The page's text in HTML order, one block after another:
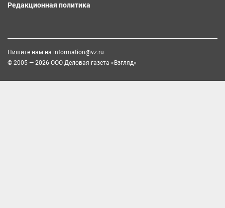
Редакционная политика
Пишите нам на information@vz.ru
© 2005 — 2026 ООО Деловая газета «Взгляд»